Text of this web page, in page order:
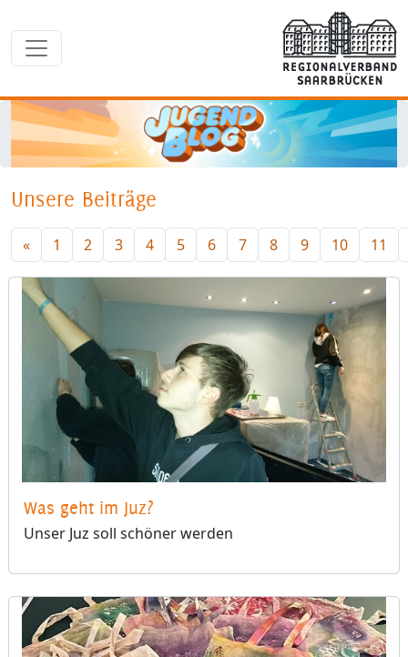
Unsere Beiträge
« 1 2 3 4 5 6 7 8 9 10 11
Was geht im Juz?
Unser Juz soll schöner werden